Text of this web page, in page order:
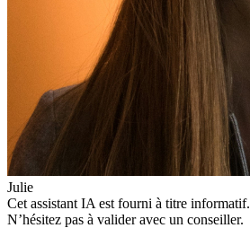
Julie
Cet assistant IA est fourni à titre informatif.
N’hésitez pas à valider avec un conseiller.